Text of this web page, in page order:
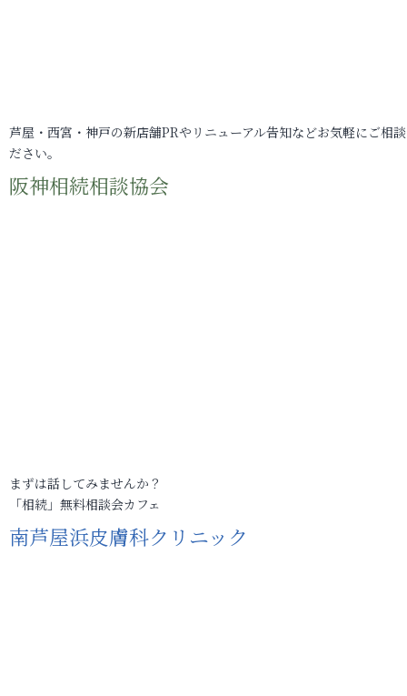
芦屋・西宮・神戸の新店舗PRやリニューアル告知などお気軽にご相
ださい。
阪神相続相談協会
まずは話してみませんか？
「相続」無料相談会カフェ
南芦屋浜皮膚科クリニック